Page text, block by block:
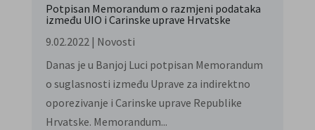
Potpisan Memorandum o razmjeni podataka
između UIO i Carinske uprave Hrvatske
9.02.2022 | Novosti
Danas je u Banjoj Luci potpisan Memorandum
o suglasnosti između Uprave za indirektno
oporezivanje i Carinske uprave Republike
Hrvatske. Memorandum...